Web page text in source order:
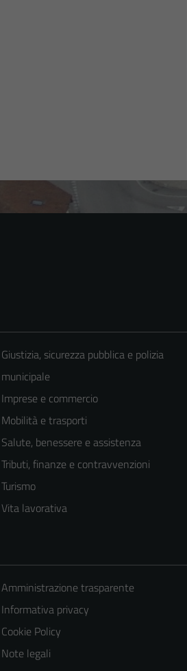
Giustizia, sicurezza pubblica e polizia
municipale
Imprese e commercio
Mobilità e trasporti
Salute, benessere e assistenza
Tributi, finanze e contravvenzioni
Turismo
Vita lavorativa
Amministrazione trasparente
Informativa privacy
Cookie Policy
Note legali